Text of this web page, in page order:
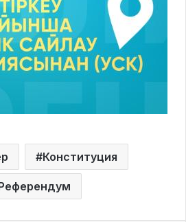
Конституция